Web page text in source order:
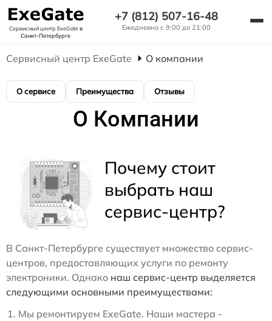
Сервисный центр ExeGateв
Санкт-Петербурге
+7 (812) 507-16-48
Ежедневно с 9:00 до 21:00
Сервисный центр ExeGate О компании
О сервисе Преимущества Отзывы
О Компании
Почему стоит
выбрать наш
сервис-центр?
В Санкт-Петербурге существует множество сервис-
центров, предоставляющих услуги по ремонту
электроники. Однако наш сервис-центр выделяется
следующими основными преимуществами:
Мы ремонтируем ExeGate. Наши мастера -